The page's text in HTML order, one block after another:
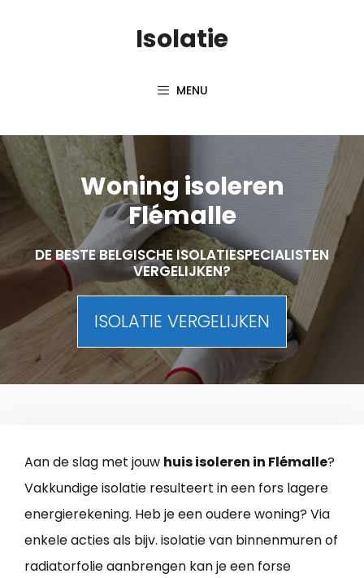
Isolatie
MENU
Woning isoleren
Flémalle
DE BESTE BELGISCHE ISOLATIESPECIALISTEN
VERGELIJKEN?
ISOLATIE VERGELIJKEN
Aan de slag met jouw huis isoleren in Flémalle?
Vakkundige isolatie resulteert in een fors lagere
energierekening. Heb je een oudere woning? Via
enkele acties als bijv. isolatie van binnenmuren of
radiatorfolie aanbrengen kan je een forse